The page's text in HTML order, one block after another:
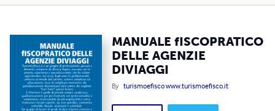
MANUALE fISCOPRATICO
DELLE AGENZIE
DIVIAGGI
By turismoefisco www.turismoefisco.it